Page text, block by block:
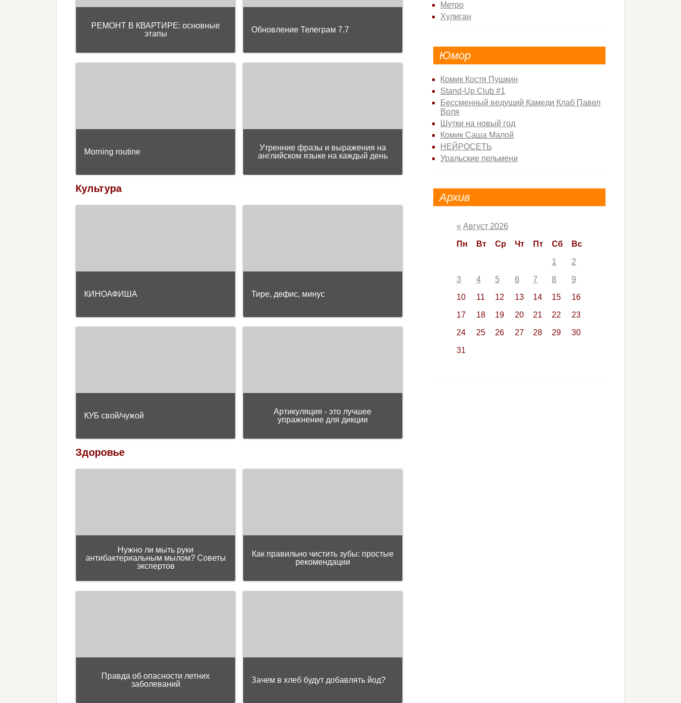
РЕМОНТ В КВАРТИРЕ: основные
этапы
Обновление Телеграм 7.7
Morning routine
Утренние фразы и выражения на
английском языке на каждый день
Культура
КИНОАФИША Тире, дефис, минус
КУБ свой/чужой
Артикуляция - это лучшее
упражнение для дикции
Здоровье
Нужно ли мыть руки
антибактериальным мылом? Советы
экспертов
Как правильно чистить зубы: простые
рекомендации
Правда об опасности летних
заболеваний
Зачем в хлеб будут добавлять йод?
Метро
Хулиган
Юмор
Комик Костя Пушкин
Stand-Up Club #1
Бессменный ведущий Камеди Клаб Павел
Воля
Шутки на новый год
Комик Саша Малой
НЕЙРОСЕТЬ
Уральские пельмени
Архив
« Август 2026
Пн Вт Ср Чт Пт Сб Вс
1 2
3 4 5 6 7 8 9
10 11 12 13 14 15 16
17 18 19 20 21 22 23
24 25 26 27 28 29 30
31